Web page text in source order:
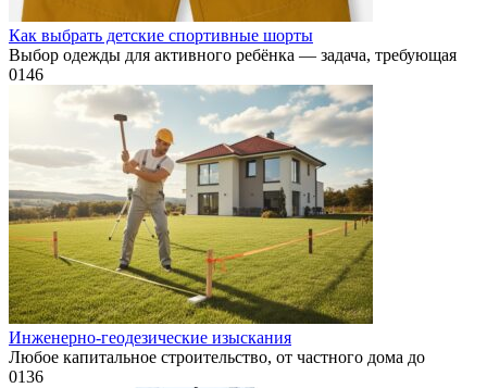
Как выбрать детские спортивные шорты
Выбор одежды для активного ребёнка — задача, требующая
0146
Инженерно-геодезические изыскания
Любое капитальное строительство, от частного дома до
0136